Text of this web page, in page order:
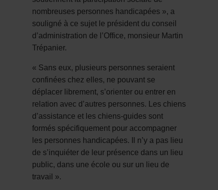
nombreuses personnes handicapées », a
souligné à ce sujet le président du conseil
d’administration de l’Office, monsieur Martin
Trépanier.
« Sans eux, plusieurs personnes seraient
confinées chez elles, ne pouvant se
déplacer librement, s’orienter ou entrer en
relation avec d’autres personnes. Les chiens
d’assistance et les chiens-guides sont
formés spécifiquement pour accompagner
les personnes handicapées. Il n’y a pas lieu
de s’inquiéter de leur présence dans un lieu
public, dans une école ou sur un lieu de
travail ».